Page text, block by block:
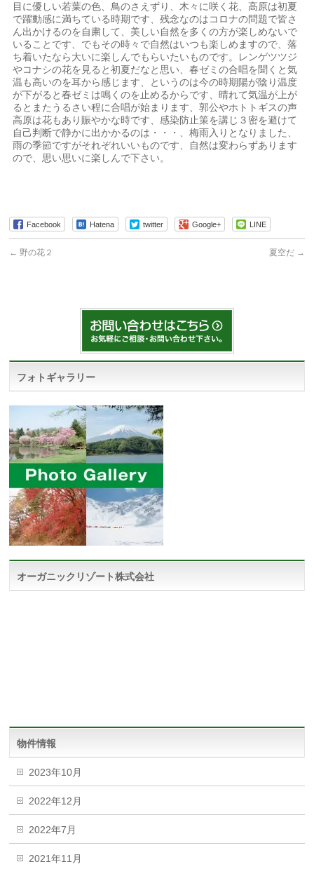
目に優しい若葉の色、鳥のさえずり、木々に咲く花、高原は初夏
で躍動感に満ちている時期です、残念なのはコロナの問題で皆さ
ん出かけるのを自粛して、美しい自然を多くの方が楽しめないで
いることです、でもその時々で自然はいつも楽しめますので、落
ち着いたなら大いに楽しんでもらいたいものです。レンゲツツジ
やコナシの花を見ると初夏だなと思い、春ゼミの合唱を聞くと気
温も高いのを耳から感じます、というのは今の時期陽が陰り温度
が下がると春ゼミは鳴くのを止めるからです、晴れて気温が上が
るとまたうるさい程に合唱が始まります、郭公やホトトギスの声
高原は花もあり賑やかな時です、感染防止策を講じ３密を避けて
自己判断で静かに出かかるのは・・・、梅雨入りとなりました、
雨の季節ですがそれぞれいいものです、自然は変わらずあります
ので、思い思いに楽しんで下さい。
Facebook Hatena twitter Google+ LINE
← 野の花２ 夏空だ →
フォトギャラリー
オーガニックリゾート株式会社
物件情報
2023年10月
2022年12月
2022年7月
2021年11月